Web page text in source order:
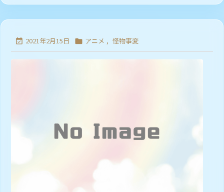
 2021年2月15日  アニメ , 怪物事変